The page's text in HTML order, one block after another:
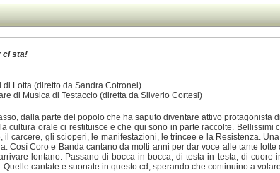
ci sta!
di Lotta (diretto da Sandra Cotronei)
di Musica di Testaccio (diretta da Silverio Cortesi)
dalla parte del popolo che ha saputo diventare attivo
cultura orale ci restituisce e che qui sono in parte raccolte.
il carcere, gli scioperi, le manifestazioni, le trincee e la Resistenza.
Così Coro e Banda cantano da molti anni per dar voce alle tante
lontano. Passano di bocca in bocca, di testa in testa, di cuore
cantate e suonate in questo cd, sperando che continuino a